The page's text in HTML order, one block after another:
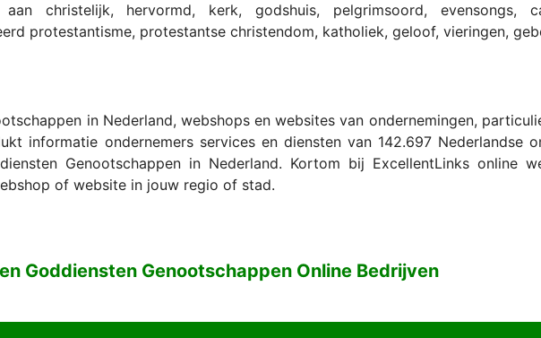
christelijk, hervormd, kerk, godshuis, pelgrimsoord, evensongs,
protestantisme, protestantse christendom, katholiek, geloof, vieringen,
in Nederland, webshops en websites van ondernemingen,
informatie ondernemers services en diensten van 142.697 Nederlandse
Genootschappen in Nederland. Kortom bij ExcellentLinks online
of website in jouw regio of stad.
Goddiensten Genootschappen Online Bedrijven